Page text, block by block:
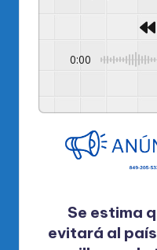
0:00
Se estima
evitará al